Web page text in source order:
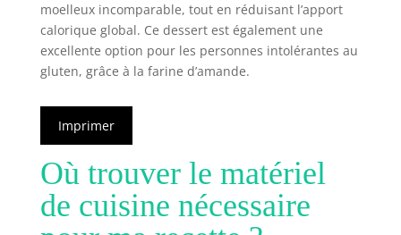
moelleux incomparable, tout en réduisant l’apport
calorique global. Ce dessert est également une
excellente option pour les personnes intolérantes au
gluten, grâce à la farine d’amande.
Imprimer
Où trouver le matériel
de cuisine nécessaire